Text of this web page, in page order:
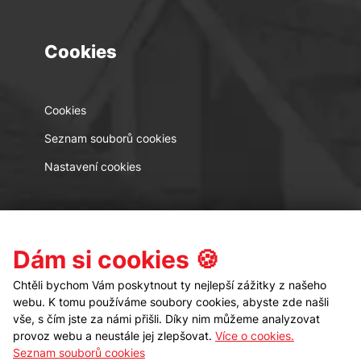
Cookies
Cookies
Seznam souborů cookies
Nastavení cookies
Kontakt Sledujte nás
Dám si cookies 🍪
Chtěli bychom Vám poskytnout ty nejlepší zážitky z našeho
webu. K tomu používáme soubory cookies, abyste zde našli
vše, s čím jste za námi přišli. Díky nim můžeme analyzovat
provoz webu a neustále jej zlepšovat. Více o cookies.
Seznam souborů cookies